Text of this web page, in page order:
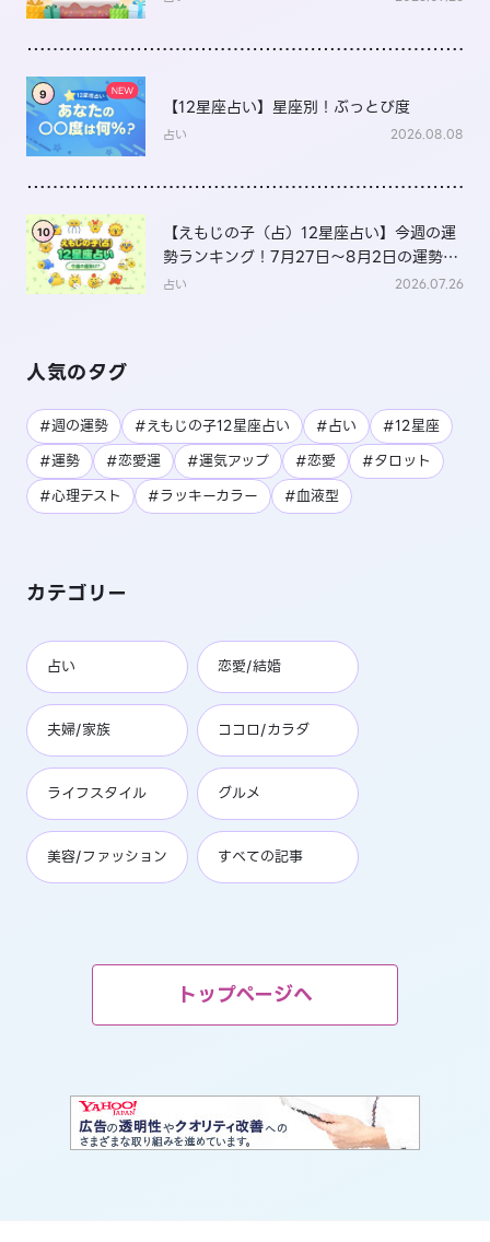
9
【12星座占い】星座別！ぶっとび度
占い 2026.08.08
10
【えもじの子（占）12星座占い】今週の運
勢ランキング！7月27日～8月2日の運勢
は？
占い 2026.07.26
人気のタグ
#週の運勢 #えもじの子12星座占い #占い
#12星座
#運勢
#恋愛運 #運気アップ #恋愛
#タロット
#心理テスト
#ラッキーカラー #血液型
カテゴリー
占い 恋愛/結婚
夫婦/家族 ココロ/カラダ
ライフスタイル グルメ
美容/ファッション すべての記事
トップページへ